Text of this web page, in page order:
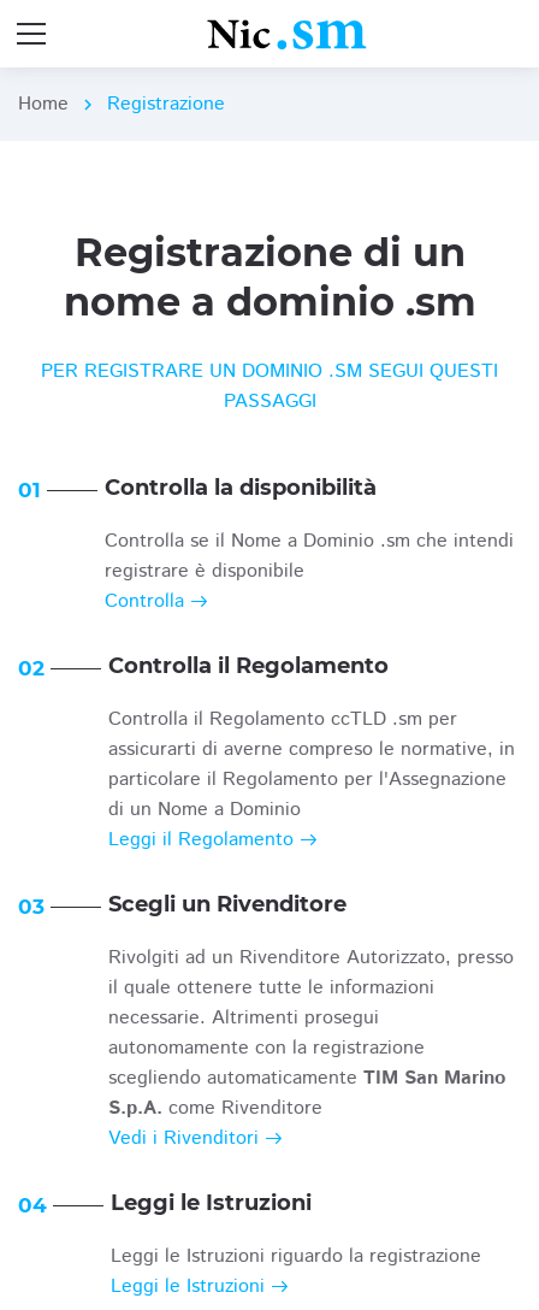
Home chevron_right Registrazione
Registrazione di un
nome a dominio .sm
PER REGISTRARE UN DOMINIO .SM SEGUI QUESTI
PASSAGGI
01 Controlla la disponibilità
Controlla se il Nome a Dominio .sm che intendi
registrare è disponibile
Controlla
02 Controlla il Regolamento
Controlla il Regolamento ccTLD .sm per
assicurarti di averne compreso le normative, in
particolare il Regolamento per l'Assegnazione
di un Nome a Dominio
Leggi il Regolamento
03 Scegli un Rivenditore
Rivolgiti ad un Rivenditore Autorizzato, presso
il quale ottenere tutte le informazioni
necessarie. Altrimenti prosegui
autonomamente con la registrazione
scegliendo automaticamente TIM San Marino
S.p.A. come Rivenditore
Vedi i Rivenditori
04 Leggi le Istruzioni
Leggi le Istruzioni riguardo la registrazione
Leggi le Istruzioni